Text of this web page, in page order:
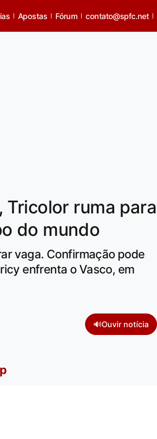
Apostas Fórum contato@spfc.net
ruma para
do mundo
vaga. Confirmação pode
enfrenta o Vasco, em
🔊Ouvir notícia